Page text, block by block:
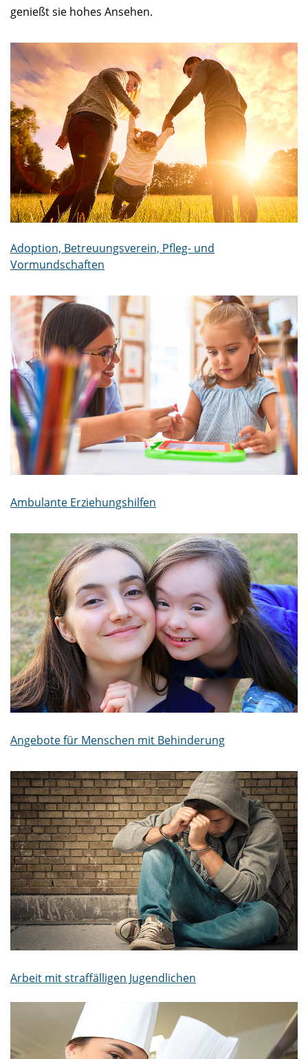
genießt sie hohes Ansehen.
Adoption, Betreuungsverein, Pfleg- und
Vormundschaften
Ambulante Erziehungshilfen
Angebote für Menschen mit Behinderung
Arbeit mit straffälligen Jugendlichen